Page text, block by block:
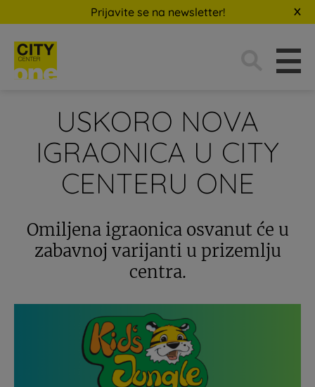
Prijavite se na newsletter!
USKORO NOVA
IGRAONICA U CITY
CENTERU ONE
Omiljena igraonica osvanut će u
zabavnoj varijanti u prizemlju
centra.